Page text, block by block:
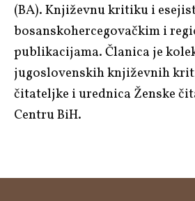
(BA). Književnu kritiku i
bosanskohercegovačkim i
publikacijama. Članica je
jugoslovenskih književnih
čitateljke i urednica Ženske
Centru BiH.